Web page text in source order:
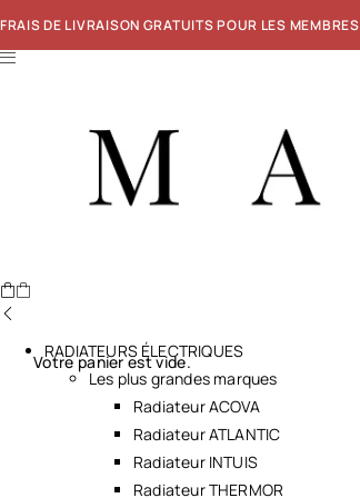
FRAIS DE LIVRAISON GRATUITS POUR LES MEMBRES
Votre panier est vide.
RADIATEURS ÉLECTRIQUES
Les plus grandes marques
Radiateur ACOVA
Radiateur ATLANTIC
Radiateur INTUIS
Radiateur THERMOR